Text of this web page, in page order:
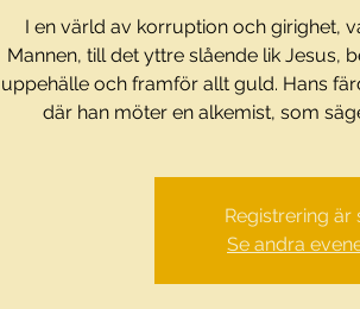
I en värld av korruption och girighet,
Mannen, till det yttre slående lik Jesus,
uppehälle och framför allt guld. Hans
där han möter en alkemist, som
Registrering är
Se andra